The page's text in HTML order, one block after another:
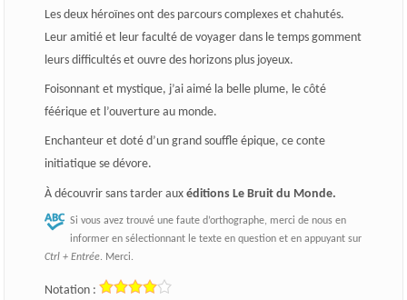
Les deux héroïnes ont des parcours complexes et chahutés.
Leur amitié et leur faculté de voyager dans le temps gomment
leurs difficultés et ouvre des horizons plus joyeux.
Foisonnant et mystique, j’ai aimé la belle plume, le côté
féérique et l’ouverture au monde.
Enchanteur et doté d’un grand souffle épique, ce conte
initiatique se dévore.
À découvrir sans tarder aux éditions Le Bruit du Monde.
Si vous avez trouvé une faute d’orthographe, merci de nous en
informer en sélectionnant le texte en question et en appuyant sur
Ctrl + Entrée. Merci.
Notation :